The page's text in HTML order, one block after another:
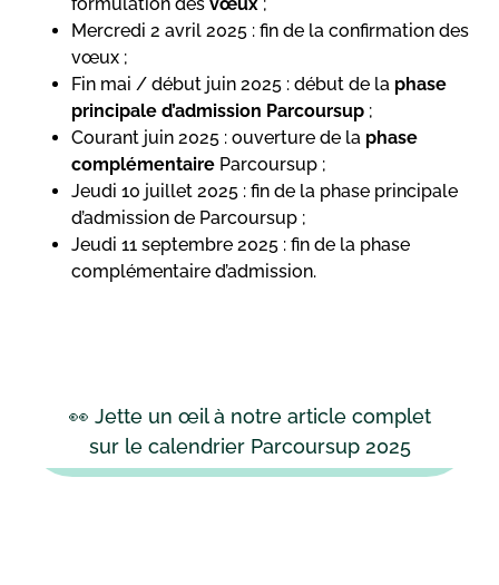
Mercredi 2 avril 2025 : fin de la confirmation des
vœux ;
Fin mai / début juin 2025 : début de la phase
principale d’admission Parcoursup ;
Courant juin 2025 : ouverture de la phase
complémentaire Parcoursup ;
Jeudi 10 juillet 2025 : fin de la phase principale
d’admission de Parcoursup ;
Jeudi 11 septembre 2025 : fin de la phase
complémentaire d’admission.
👀 Jette un œil à notre article complet
sur le calendrier Parcoursup 2025